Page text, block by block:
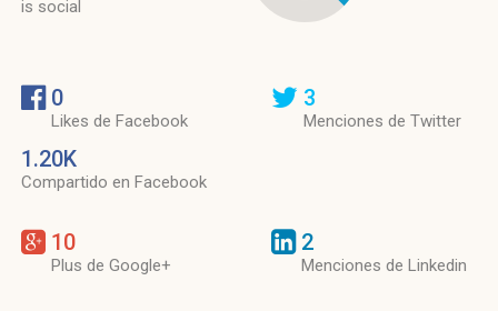
is social
0
Likes de Facebook
1.20K
Compartido en Facebook
3
Menciones de Twitter
10
Plus de Google+
2
Menciones de Linkedin